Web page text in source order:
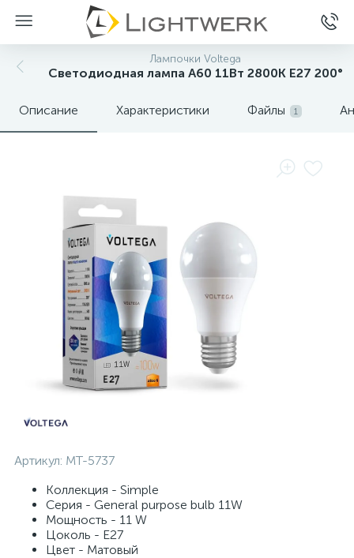
Лампочки Voltega
Светодиодная лампа A60 11Вт 2800K E27 200°
Описание Характеристики Файлы 1
Артикул: MT-5737
Коллекция - Simple
Серия - General purpose bulb 11W
Мощность - 11 W
Цоколь - E27
Цвет - Матовый